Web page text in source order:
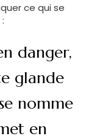
ce qui se
danger,
glande
nomme
en